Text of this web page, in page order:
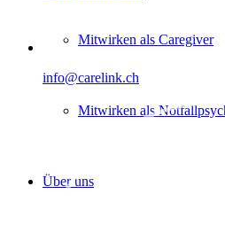
Mitwirken als Caregiver
Mitwirken als
Über uns
info@carelink.ch